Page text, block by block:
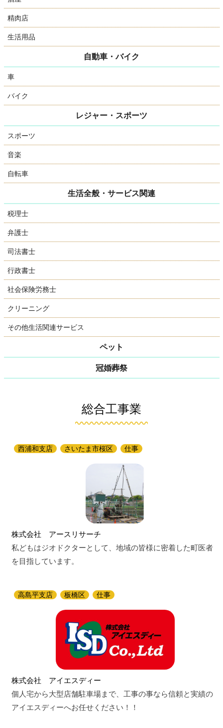
精肉店
生活用品
自動車・バイク
車
バイク
レジャー・スポーツ
スポーツ
音楽
自転車
生活全般・サービス関連
税理士
弁護士
司法書士
行政書士
社会保険労務士
クリーニング
その他生活関連サービス
ペット
冠婚葬祭
総合工事業
西浦和支店 さいたま市桜区 仕事
株式会社 アースリサーチ
私どもはジオドクターとして、地域の皆様に密着した町医者
を目指しています。
高島平支店 板橋区 仕事
株式会社 アイエスディー
個人宅から大型店舗駐車場まで、工事の事なら信頼と実績の
アイエスディーへお任せください！！